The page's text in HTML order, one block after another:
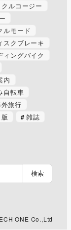
クルコージー
ルモード
スクブレーキ
ィングバイク
内
自転車
旅行
雑誌
検索
ONE Co.,Ltd